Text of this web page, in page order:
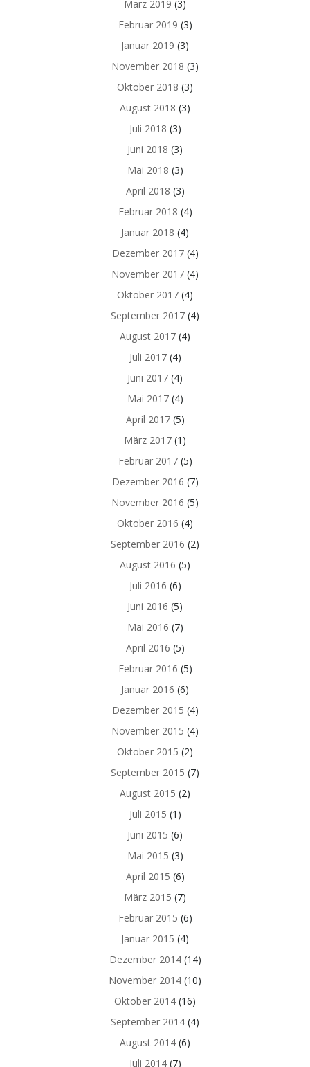
März 2019 (3)
Februar 2019 (3)
Januar 2019 (3)
November 2018 (3)
Oktober 2018 (3)
August 2018 (3)
Juli 2018 (3)
Juni 2018 (3)
Mai 2018 (3)
April 2018 (3)
Februar 2018 (4)
Januar 2018 (4)
Dezember 2017(4)
November 2017 (4)
Oktober 2017 (4)
September 2017 (4)
August 2017 (4)
Juli 2017(4)
Juni 2017 (4)
Mai 2017(4)
April 2017(5)
März 2017 (1)
Februar 2017(5)
Dezember 2016 (7)
November 2016 (5)
Oktober 2016 (4)
September 2016 (2)
August 2016 (5)
Juli 2016 (6)
Juni 2016 (5)
Mai 2016 (7)
April 2016 (5)
Februar 2016 (5)
Januar 2016 (6)
Dezember 2015 (4)
November 2015 (4)
Oktober 2015 (2)
September 2015 (7)
August 2015 (2)
Juli 2015 (1)
Juni 2015 (6)
Mai 2015 (3)
April 2015 (6)
März 2015 (7)
Februar 2015 (6)
Januar 2015 (4)
Dezember 2014(14)
November 2014 (10)
Oktober 2014 (16)
September 2014 (4)
August 2014 (6)
Juli 2014(7)